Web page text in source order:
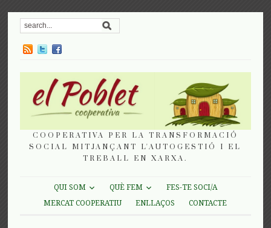
COOPERATIVA PER LA TRANSFORMACIÓ
SOCIAL MITJANÇANT L'AUTOGESTIÓ I EL
TREBALL EN XARXA.
QUI SOM QUÈ FEM
FES-TE SOCI/A
MERCAT COOPERATIU
ENLLAÇOS CONTACTE